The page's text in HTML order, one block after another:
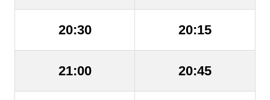
20:30 20:15
21:00 20:45